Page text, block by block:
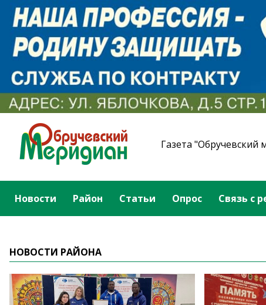
Газета "Обручевский
Новости Район Статьи Опрос Связь с
НОВОСТИ РАЙОНА